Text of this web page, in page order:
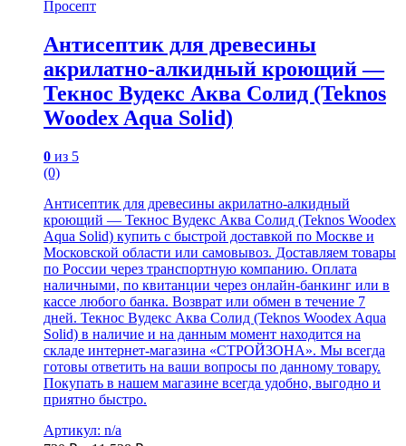
Просепт
Антисептик для древесины
акрилатно-алкидный кроющий —
Текнос Вудекс Аква Солид (Teknos
Woodex Aqua Solid)
0 из 5
(0)
Антисептик для древесины акрилатно-алкидный
кроющий — Текнос Вудекс Аква Солид (Teknos Woodex
Aqua Solid) купить с быстрой доставкой по Москве и
Московской области или самовывоз. Доставляем товары
по России через транспортную компанию. Оплата
наличными, по квитанции через онлайн-банкинг или в
кассе любого банка. Возврат или обмен в течение 7
дней. Текнос Вудекс Аква Солид (Teknos Woodex Aqua
Solid) в наличие и на данным момент находится на
складе интернет-магазина «СТРОЙЗОНА». Мы всегда
готовы ответить на ваши вопросы по данному товару.
Покупать в нашем магазине всегда удобно, выгодно и
приятно быстро.
Артикул: n/a